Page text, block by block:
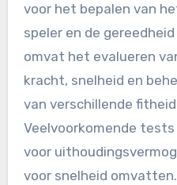
voor het bepalen van
speler en de
omvat het evalueren
kracht, snelheid en
van verschillende
Veelvoorkomende
voor
voor snelheid omvatten.